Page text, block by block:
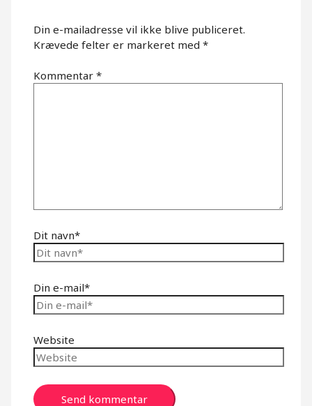
Din e-mailadresse vil ikke blive publiceret.
Krævede felter er markeret med*
Kommentar*
Dit navn*
Din e-mail*
Website